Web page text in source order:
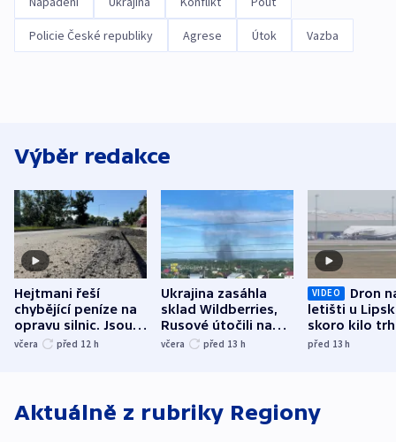
Policie České republiky Agrese Útok Vazba
Výběr redakce
Hejtmani řeší
chybějící peníze na
opravu silnic. Jsou
nenárokové, namítá
včera před 12 h
Ukrajina zasáhla
sklad Wildberries,
Rusové útočili na
trh, hasiče či
včera před 13 h
VIDEO
Dron
letišti u
skoro kilo
indicie
před 13h
Aktuálně z rubriky Regiony